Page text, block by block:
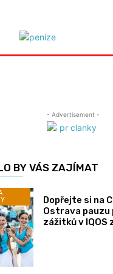
- Advertisement -
BY VÁS ZAJÍMAT
Dopřejte si na
Ostrava pauzu
zážitků v IQOS